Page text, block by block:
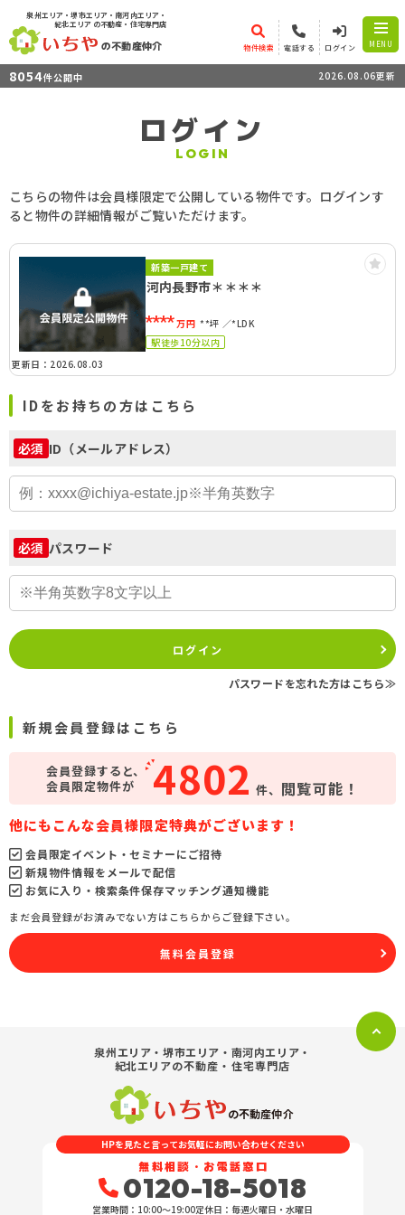
泉州エリア・堺市エリア・南河内エリア・
紀北エリア の不動産・住宅専門店
の不動産仲介 物件検索 電話する ログイン MENU
8054件公開中 2026.08.06更新
ログイン
LOGIN
こちらの物件は会員様限定で公開している物件です。ログインす
ると物件の詳細情報がご覧いただけます。
新築一戸建て
河内長野市＊＊＊＊
****万円 **坪
*LDK
駅徒歩10分以内
更新日：2026.08.03
IDをお持ちの方はこちら
必須 ID（メールアドレス）
必須 パスワード
ログイン
パスワードを忘れた方はこちら≫
新規会員登録はこちら
会員登録すると、
会員限定物件が
4802 件、 閲覧可能！
他にもこんな会員様限定特典がございます！
会員限定イベント・セミナーにご招待
新規物件情報をメールで配信
お気に入り・検索条件保存マッチング通知機能
まだ会員登録がお済みでない方はこちらからご登録下さい。
無料会員登録
泉州エリア・堺市エリア・南河内エリア・
紀北エリアの不動産・住宅専門店
の不動産仲介
HPを見たと言ってお気軽にお問い合わせください
無料相談・お電話窓口
0120-18-5018
営業時間：10:00〜19:00定休日：毎週火曜日・水曜日